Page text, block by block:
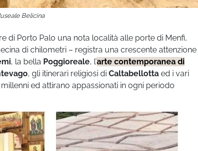
Belicina
di Porto Palo una nota località alle porte di Menfi,
di chilometri – registra una crescente attenzione
, la bella Poggioreale, l’arte contemporanea di
, gli itinerari religiosi di Caltabellotta ed i vari
ed attirano appassionati in ogni periodo